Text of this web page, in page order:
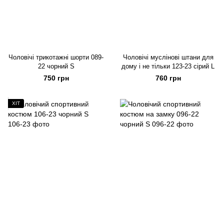
Чоловічі трикотажні шорти 089-
22 чорний S
750 грн
Чоловічі муслінові штани для
дому і не тільки 123-23 сірий L
760 грн
ХІТ